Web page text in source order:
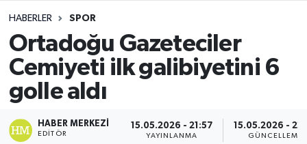
HABERLER SPOR
Ortadoğu Gazeteciler
Cemiyeti ilk galibiyetini 6
golle aldı
HABER MERKEZI
EDITÖR
15.05.2026 - 21:57
YAYINLANMA
15.05.2026 -
GÜNCELLEME